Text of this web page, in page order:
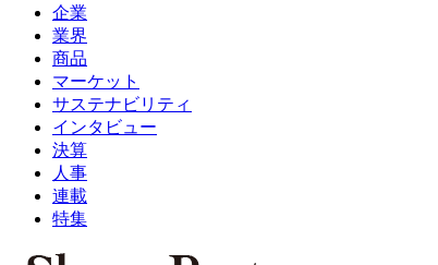
企業
業界
商品
マーケット
サステナビリティ
インタビュー
決算
人事
連載
特集